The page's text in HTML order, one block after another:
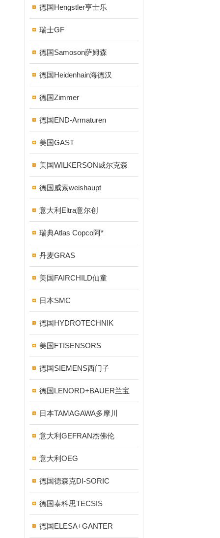
德国Hengstler亨士乐
瑞士GF
德国Samoson萨姆森
德国Heidenhain海德汉
德国Zimmer
德国END-Armaturen
美国GAST
美国WILKERSON威尔克森
德国威索weishaupt
意大利Eltra意尔创
瑞典Atlas Copco阿*
丹麦GRAS
美国FAIRCHILD仙童
日本SMC
德国HYDROTECHNIK
美国FTISENSORS
德国SIEMENS西门子
德国LENORD+BAUER兰宝
日本TAMAGAWA多摩川
意大利GEFRAN杰佛伦
意大利OEG
德国德森克DI-SORIC
德国泰科思TECSIS
德国ELESA+GANTER